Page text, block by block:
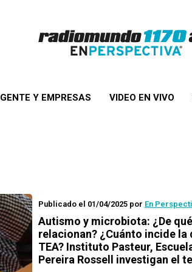
GENTE Y EMPRESAS VIDEO EN VIVO
Publicado el 01/04/2025 por En
Autismo y microbiota: ¿De
relacionan? ¿Cuánto incide la
TEA? Instituto Pasteur,
Pereira Rossell investigan el